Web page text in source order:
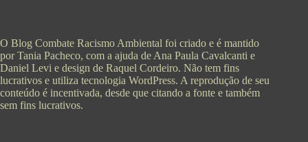
O Blog Combate Racismo Ambiental foi criado e é mantido
por Tania Pacheco, com a ajuda de Ana Paula Cavalcanti e
Daniel Levi e design de Raquel Cordeiro. Não tem fins
lucrativos e utiliza tecnologia WordPress. A reprodução de seu
conteúdo é incentivada, desde que citando a fonte e também
sem fins lucrativos.